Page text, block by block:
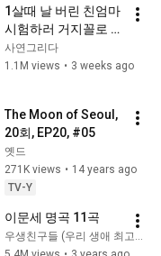
1살때 날 버린 친엄마
시험하러 거지꼴로 갔
더니 아들인줄 모르고
절뚝거리며 한 말이..
라디오
사연그리다
1.1M views • 3 weeks ago
The Moon of Seoul,
20회, EP20, #05
옛드
271K views • 14 years ago
TV-Y
이문세 명곡 11곡
우생친구들 (우리 생애 최고의 친구들)